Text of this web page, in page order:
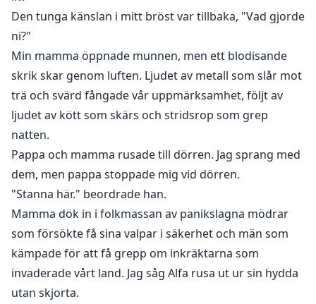
Den tunga känslan i mitt bröst var tillbaka, "Vad gjorde
ni?"
Min mamma öppnade munnen, men ett blodisande
skrik skar genom luften. Ljudet av metall som slår mot
trä och svärd fångade vår uppmärksamhet, följt av
ljudet av kött som skärs och stridsrop som grep
natten.
Pappa och mamma rusade till dörren. Jag sprang med
dem, men pappa stoppade mig vid dörren.
"Stanna här." beordrade han.
Mamma dök in i folkmassan av panikslagna mödrar
som försökte få sina valpar i säkerhet och män som
kämpade för att få grepp om inkräktarna som
invaderade vårt land. Jag såg Alfa rusa ut ur sin hydda
utan skjorta.